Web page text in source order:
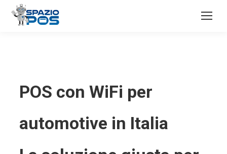
POS con WiFi per
automotive in Italia